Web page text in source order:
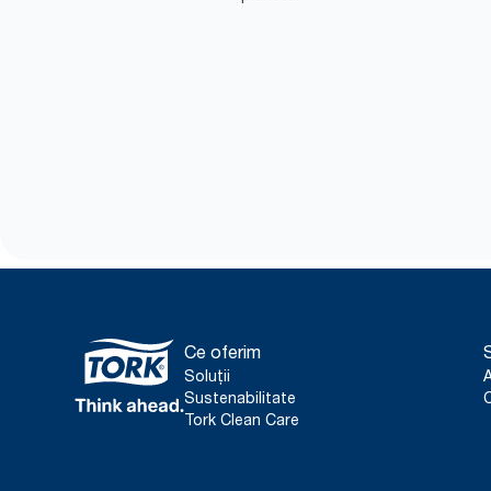
Ce oferim
Soluții
Sustenabilitate
Tork Clean Care